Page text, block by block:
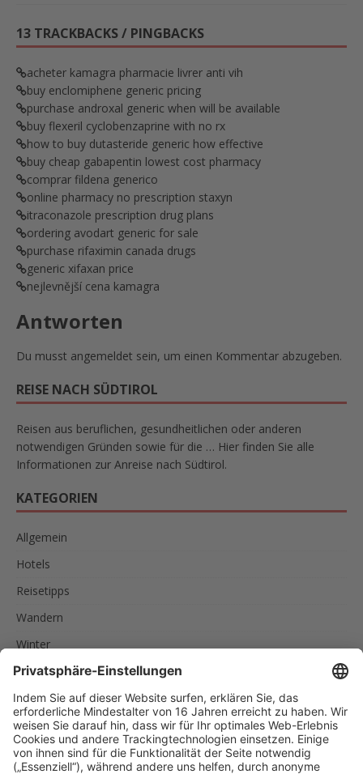
13 TRACKBACKS / PINGBACKS
acheter kamagra pharmacie livrer anti vih
buy enclomiphene generic pricing
purchase androxal generic when will be available
buy flexeril cyclobenzaprine with no rx
how to buy dutasteride generic how effective
buy cheap gabapentin lowest cost pharmacy
comprar fildena generico
online pharmacy no prescription staxyn
itraconazole prescription drug plans
ordering avodart generic for sale
purchase rifaximin canada drugs
generic xifaxan price
nejlevnější cena kamagra
Antworten
Du musst angemeldet sein, um einen Kommentar abzugeben.
REISE NACH SÜDTIROL
Reisen aus beruflichen, gesundheitlichen oder anderen
notwendigen Gründen sowie für die … Hier finden Sie alle
Informationen zur Anreise nach Südtirol.
KATEGORIEN
Allgemein
Hotels
Reisetipps
Wandern
Winter
SCHLAGWÖRTER
AKTIVURLAUB FAMILIEN FEINSCHMECKER ITALIEN
RADREISEN RADTOUREN RAD UND SCHIFF